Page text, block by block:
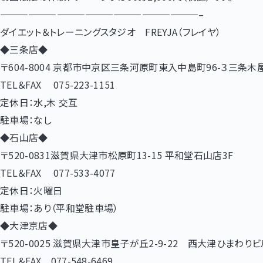
—————————————————————–
ダイエット＆トレーニングスタジオ FREYJA（フレイヤ）
◆三条店◆
〒604-8004 京都市中京区三条河原町東入中島町96-３三条木
TEL＆FAX 075-223-1151
定休日：水,木 交互
駐車場：なし
◆石山店◆
〒520-0831滋賀県大津市松原町13-15 平和堂石山店3F
TEL＆FAX 077-533-4077
定休日：火曜日
駐車場：あり（平和堂駐車場）
◆大津京店◆
〒520-0025 滋賀県大津市皇子が丘2-9-22 西大津ひまわりビ